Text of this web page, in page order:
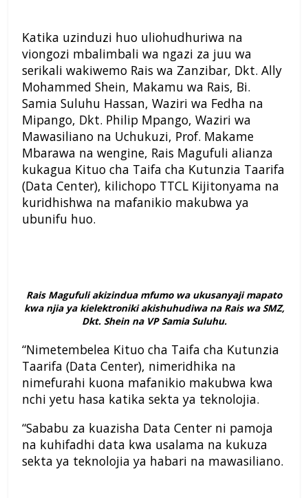
Katika uzinduzi huo uliohudhuriwa na
viongozi mbalimbali wa ngazi za juu wa
serikali wakiwemo Rais wa Zanzibar, Dkt. Ally
Mohammed Shein, Makamu wa Rais, Bi.
Samia Suluhu Hassan, Waziri wa Fedha na
Mipango, Dkt. Philip Mpango, Waziri wa
Mawasiliano na Uchukuzi, Prof. Makame
Mbarawa na wengine, Rais Magufuli alianza
kukagua Kituo cha Taifa cha Kutunzia Taarifa
(Data Center), kilichopo TTCL Kijitonyama na
kuridhishwa na mafanikio makubwa ya
ubunifu huo.
Rais Magufuli akizindua mfumo wa ukusanyaji mapato
kwa njia ya kielektroniki akishuhudiwa na Rais wa SMZ,
Dkt. Shein na VP Samia Suluhu.
“Nimetembelea Kituo cha Taifa cha Kutunzia
Taarifa (Data Center), nimeridhika na
nimefurahi kuona mafanikio makubwa kwa
nchi yetu hasa katika sekta ya teknolojia.
“Sababu za kuazisha Data Center ni pamoja
na kuhifadhi data kwa usalama na kukuza
sekta ya teknolojia ya habari na mawasiliano.